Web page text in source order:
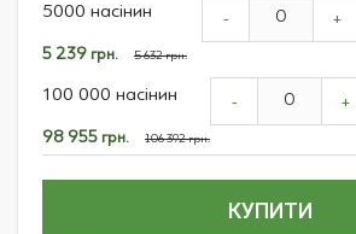
5000 насінин
Спеціальна
5 239 грн. 5 632 грн.
- +
100 000 насінин
Спеціальна
ціна
98 955 грн. 106 392 грн.
- +
КУПИТИ